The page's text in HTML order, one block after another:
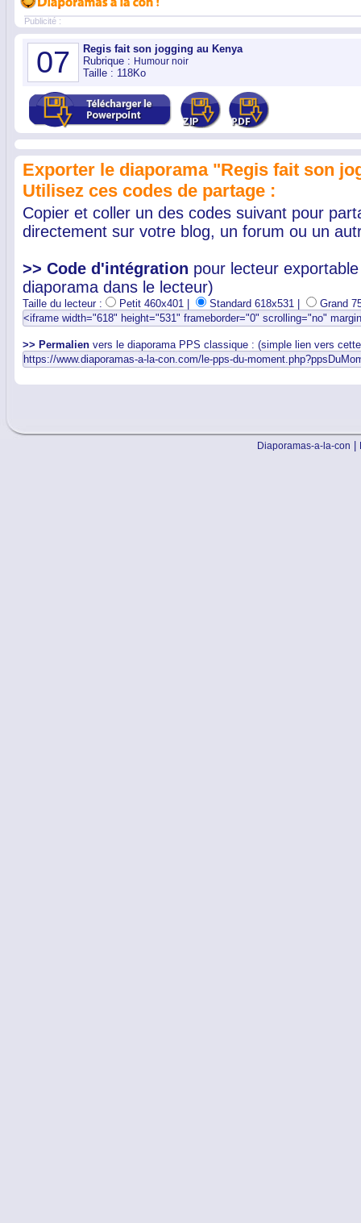
Publicité :
07
Regis fait son jogging au Kenya
Rubrique : Humour noir
Taille : 118Ko
Exporter le diaporama "Regis fait son
Utilisez ces codes de partage :
Copier et coller un des codes suivant pour
directement sur votre blog, un forum ou un
>> Code d'intégration pour lecteur
diaporama dans le lecteur)
Taille du lecteur : Petit 460x401 | Standard 618x531 | Grand
>> Permalien vers le diaporama PPS classique : (simple lien vers
Diaporamas-a-la-con